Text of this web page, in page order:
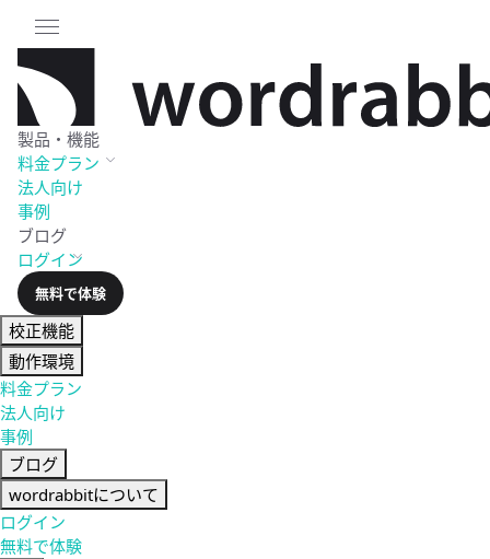
製品・機能
料金プラン
法人向け
事例
ブログ
ログイン
無料で体験
校正機能
動作環境
料金プラン
法人向け
事例
ブログ
wordrabbitについて
ログイン
無料で体験